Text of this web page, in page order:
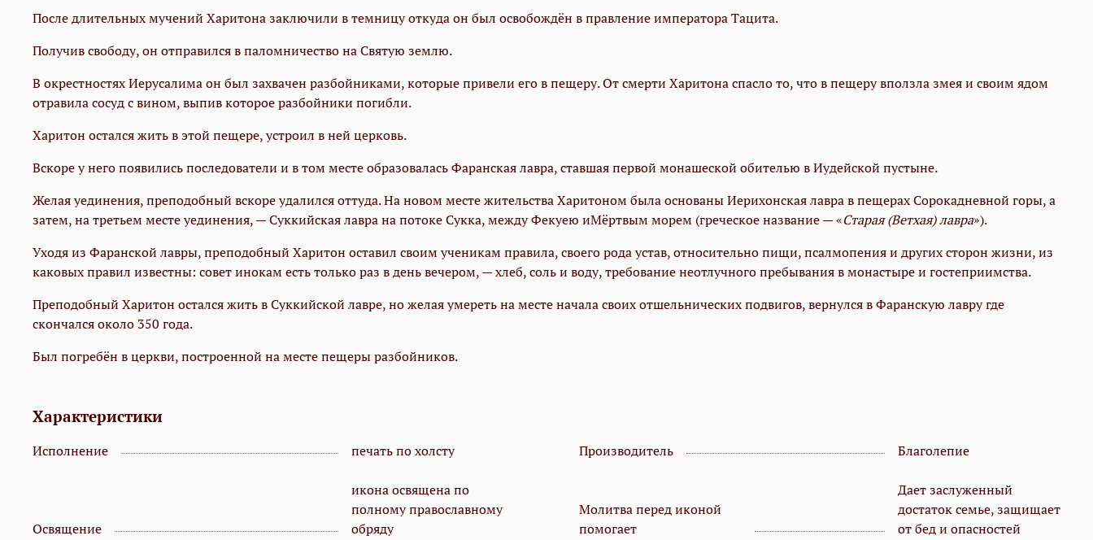
После длительных мучений Харитона заключили в темницу откуда он был освобождён в правление императора Тацита.
Получив свободу, он отправился в паломничество на Святую землю.
В окрестностях Иерусалима он был захвачен разбойниками, которые привели его в пещеру. От смерти Харитона спасло то, что в пещеру вползла змея и своим ядом
отравила сосуд с вином, выпив которое разбойники погибли.
Харитон остался жить в этой пещере, устроил в ней церковь.
Вскоре у него появились последователи и в том месте образовалась Фаранская лавра, ставшая первой монашеской обителью в Иудейской пустыне.
Желая уединения, преподобный вскоре удалился оттуда. На новом месте жительства Харитоном была основаны Иерихонская лавра в пещерах Сорокадневной горы, а
затем, на третьем месте уединения, — Суккийская лавра на потоке Сукка, между Фекуею иМёртвым морем (греческое название — «Старая (Ветхая) лавра»).
Уходя из Фаранской лавры, преподобный Харитон оставил своим ученикам правила, своего рода устав, относительно пищи, псалмопения и других сторон жизни, из
каковых правил известны: совет инокам есть только раз в день вечером, — хлеб, соль и воду, требование неотлучного пребывания в монастыре и гостеприимства.
Преподобный Харитон остался жить в Суккийской лавре, но желая умереть на месте начала своих отшельнических подвигов, вернулся в Фаранскую лавру где
скончался около 350 года.
Был погребён в церкви, построенной на месте пещеры разбойников.
Характеристики
Исполнение печать по холсту Производитель Благолепие
Освящение
икона освящена по
полному православному
обряду
Молитва перед иконой
помогает
Дает заслуженный
достаток семье, защищает
от бед и опасностей